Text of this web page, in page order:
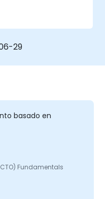
29
basado en
Fundamentals